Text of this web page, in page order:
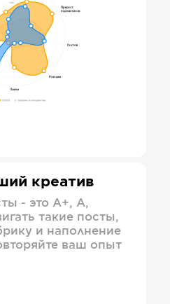
креатив
- это А+, А,
такие посты,
и наполнение
ваш опыт